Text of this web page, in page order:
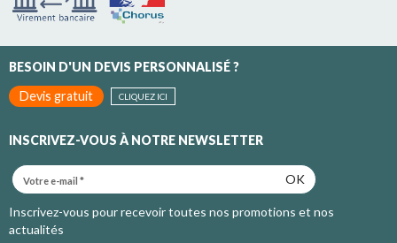
BESOIN D'UN DEVIS PERSONNALISÉ ?
Devis gratuit
CLIQUEZ ICI
INSCRIVEZ-VOUS À NOTRE NEWSLETTER
OK
Inscrivez-vous pour recevoir toutes nos promotions et nos
actualités